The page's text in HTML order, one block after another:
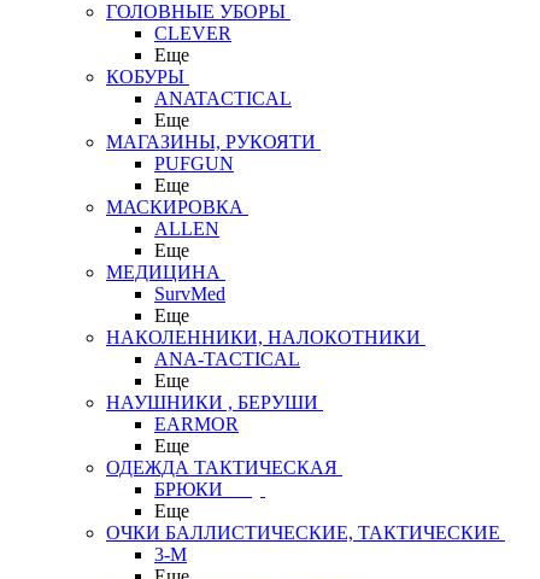
ГОЛОВНЫЕ УБОРЫ
CLEVER
Еще
КОБУРЫ
ANATACTICAL
Еще
МАГАЗИНЫ, РУКОЯТИ
PUFGUN
Еще
МАСКИРОВКА
ALLEN
Еще
МЕДИЦИНА
SurvMed
Еще
НАКОЛЕННИКИ, НАЛОКОТНИКИ
ANA-TACTICAL
Еще
НАУШНИКИ , БЕРУШИ
EARMOR
Еще
ОДЕЖДА ТАКТИЧЕСКАЯ
БРЮКИ
Еще
ОЧКИ БАЛЛИСТИЧЕСКИЕ, ТАКТИЧЕСКИЕ
3-M